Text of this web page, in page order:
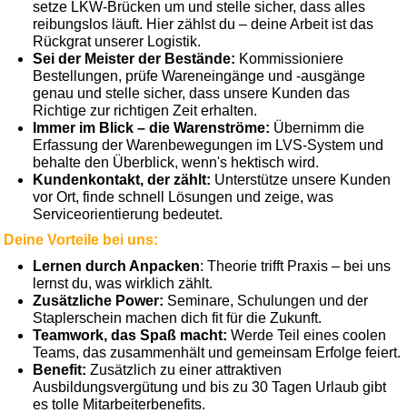
setze LKW-Brücken um und stelle sicher, dass alles
reibungslos läuft. Hier zählst du – deine Arbeit ist das
Rückgrat unserer Logistik.
Sei der Meister der Bestände: Kommissioniere
Bestellungen, prüfe Wareneingänge und -ausgänge
genau und stelle sicher, dass unsere Kunden das
Richtige zur richtigen Zeit erhalten.
Immer im Blick – die Warenströme: Übernimm die
Erfassung der Warenbewegungen im LVS-System und
behalte den Überblick, wenn's hektisch wird.
Kundenkontakt, der zählt: Unterstütze unsere Kunden
vor Ort, finde schnell Lösungen und zeige, was
Serviceorientierung bedeutet.
Deine Vorteile bei uns:
Lernen durch Anpacken: Theorie trifft Praxis – bei uns
lernst du, was wirklich zählt.
Zusätzliche Power: Seminare, Schulungen und der
Staplerschein machen dich fit für die Zukunft.
Teamwork, das Spaß macht: Werde Teil eines coolen
Teams, das zusammenhält und gemeinsam Erfolge feiert.
Benefit: Zusätzlich zu einer attraktiven
Ausbildungsvergütung und bis zu 30 Tagen Urlaub gibt
es tolle Mitarbeiterbenefits.